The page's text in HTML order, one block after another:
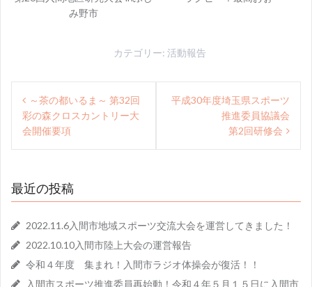
み野市
カテゴリー: 活動報告
投
稿
ビ
ゲ
ー
シ
ョ
～茶の都いるま～ 第32回
彩の森クロスカントリー大
会開催要項
平成30年度埼玉県スポーツ
推進委員協議会
第2回研修会
最近の投稿
2022.11.6入間市地域スポーツ交流大会を運営してきました！
2022.10.10入間市陸上大会の運営報告
令和４年度 集まれ！入間市ラジオ体操会が復活！！
入間市スポーツ推進委員再始動！令和４年５月１５日に入間市